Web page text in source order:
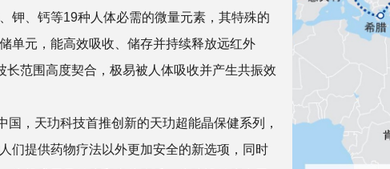
钾、钙等19种人体必需的微量元素，其特殊的
单元，能高效吸收、储存并持续释放远红外
长范围高度契合，极易被人体吸收并产生共振效
，天玏科技首推创新的天玏超能晶保健系列，
们提供药物疗法以外更加安全的新选项，同时